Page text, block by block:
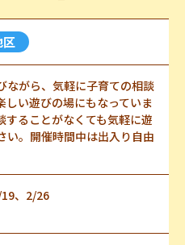
ながら、気軽に子育ての相談
しい遊びの場にもなっていま
することがなくても気軽に遊
い。開催時間中は出入り自由
、2/26